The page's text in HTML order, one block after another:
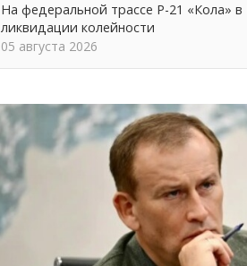
На федеральной трассе Р-21 «Кола»
ликвидации колейности
05 августа 2026